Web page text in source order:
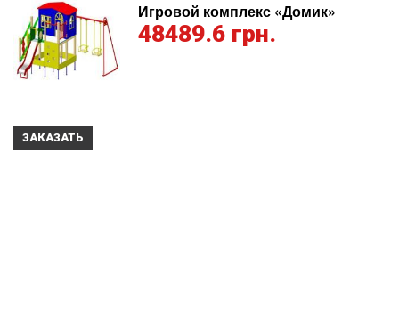
Игровой комплекс «Домик»
48489.6 грн.
ЗАКАЗАТЬ